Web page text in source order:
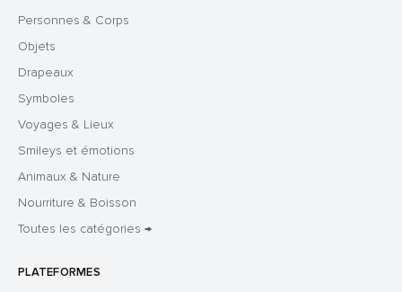
Personnes & Corps
Objets
Drapeaux
Symboles
Voyages & Lieux
Smileys et émotions
Animaux & Nature
Nourriture & Boisson
Toutes les catégories →
PLATEFORMES